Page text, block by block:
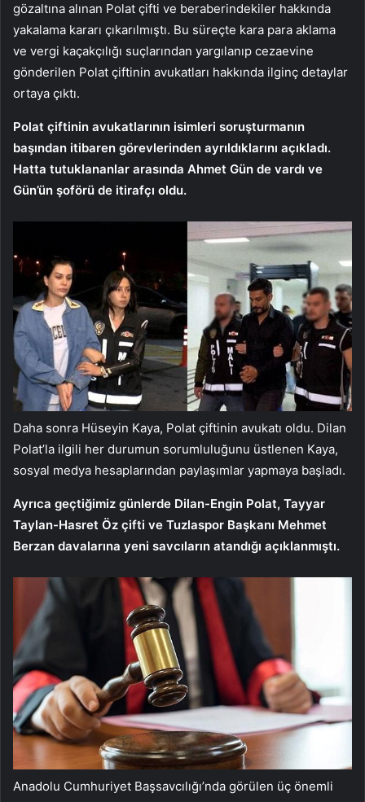
gözaltına alınan Polat çifti ve beraberindekiler hakkında
yakalama kararı çıkarılmıştı. Bu süreçte kara para aklama
ve vergi kaçakçılığı suçlarından yargılanıp cezaevine
gönderilen Polat çiftinin avukatları hakkında ilginç detaylar
ortaya çıktı.
Polat çiftinin avukatlarının isimleri soruşturmanın
başından itibaren görevlerinden ayrıldıklarını açıkladı.
Hatta tutuklananlar arasında Ahmet Gün de vardı ve
Gün’ün şoförü de itirafçı oldu.
Daha sonra Hüseyin Kaya, Polat çiftinin avukatı oldu. Dilan
Polat’la ilgili her durumun sorumluluğunu üstlenen Kaya,
sosyal medya hesaplarından paylaşımlar yapmaya başladı.
Ayrıca geçtiğimiz günlerde Dilan-Engin Polat, Tayyar
Taylan-Hasret Öz çifti ve Tuzlaspor Başkanı Mehmet
Berzan davalarına yeni savcıların atandığı açıklanmıştı.
Anadolu Cumhuriyet Başsavcılığı’nda görülen üç önemli